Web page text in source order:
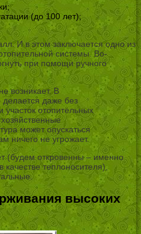
(до 100 лет);
И в этом заключается одно из
системы. Во-
при помощи ручного
возникает. В
делается даже без
участок отопительных
может опускаться
ничего не угрожает.
(будем откровенны – именно
качестве теплоносителя),
высоких